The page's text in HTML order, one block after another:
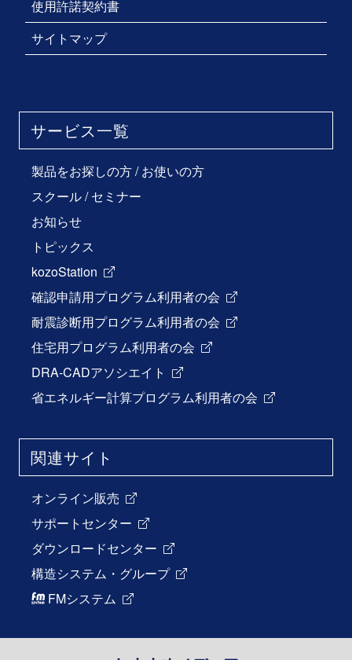
使用許諾契約書
サイトマップ
サービス一覧
製品をお探しの方/お使いの方
スクール / セミナー
お知らせ
トピックス
kozoStation
確認申請用プログラム利用者の会
耐震診断用プログラム利用者の会
住宅用プログラム利用者の会
DRA-CADアソシエイト
省エネルギー計算プログラム利用者の会
関連サイト
オンライン販売
サポートセンター
ダウンロードセンター
構造システム・グループ
FMシステム